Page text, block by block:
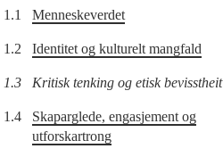
1.1 Menneskeverdet
1.2 Identitet og kulturelt mangfald
1.3 Kritisk tenking og etisk bevisstheit
1.4
Skaparglede, engasjement og
utforskartrong